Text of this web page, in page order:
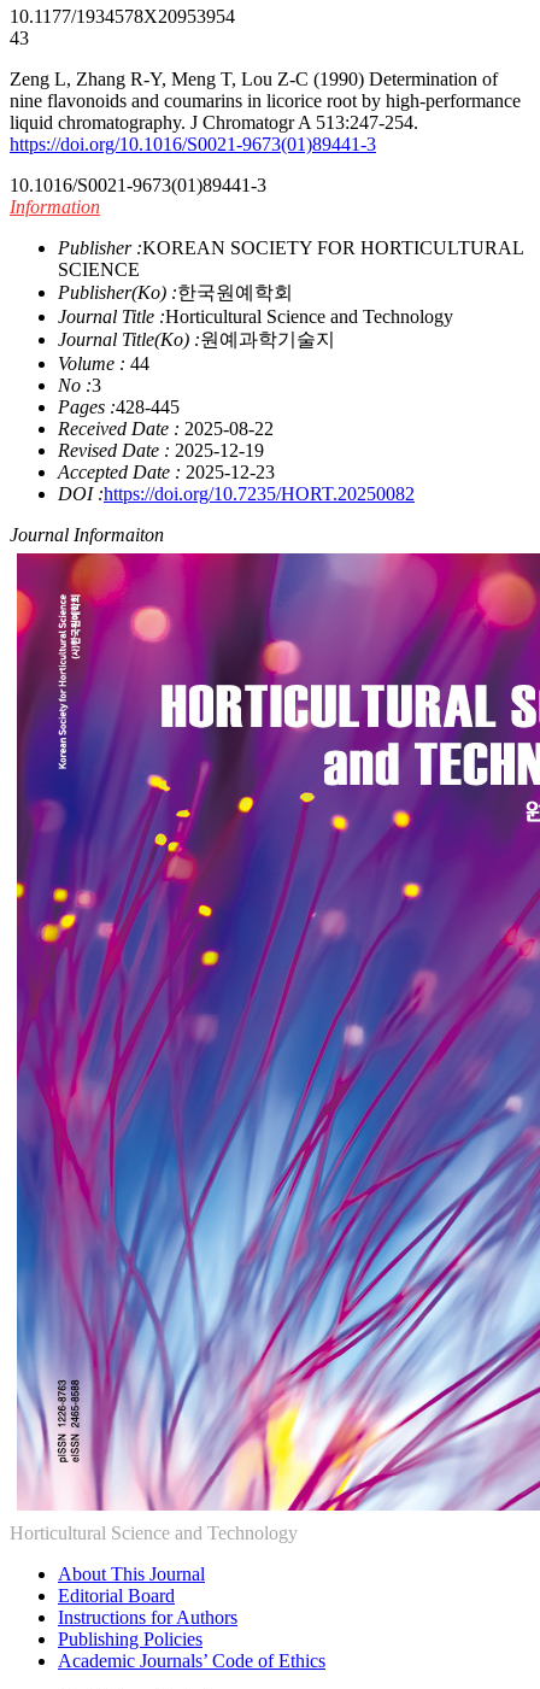
10.1177/1934578X20953954
43
Zeng L, Zhang R-Y, Meng T, Lou Z-C (1990) Determination of
nine flavonoids and coumarins in licorice root by high-performance
liquid chromatography. J Chromatogr A 513:247-254.
https://doi.org/10.1016/S0021-9673(01)89441-3
10.1016/S0021-9673(01)89441-3
Information
Publisher :KOREAN SOCIETY FOR HORTICULTURAL
SCIENCE
Publisher(Ko) :한국원예학회
Journal Title :Horticultural Science and Technology
Journal Title(Ko) :원예과학기술지
Volume : 44
No :3
Pages :428-445
Received Date : 2025-08-22
Revised Date : 2025-12-19
Accepted Date : 2025-12-23
DOI :https://doi.org/10.7235/HORT.20250082
Journal Informaiton
Horticultural Science and Technology
About This Journal
Editorial Board
Instructions for Authors
Publishing Policies
Academic Journals’ Code of Ethics